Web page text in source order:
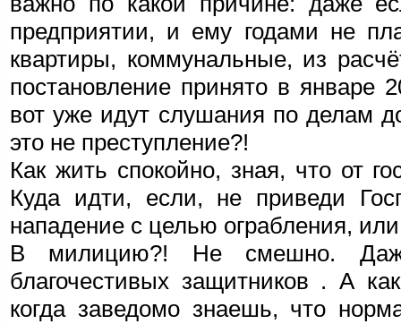
предприятии, и ему годами не
квартиры, коммунальные, из
постановление принято в январе
вот уже идут слушания по делам
это не преступление?!
Как жить спокойно, зная, что от
Куда идти, если, не приведи
нападение с целью ограбления,
В милицию?! Не смешно.
благочестивых защитников . А
когда заведомо знаешь, что